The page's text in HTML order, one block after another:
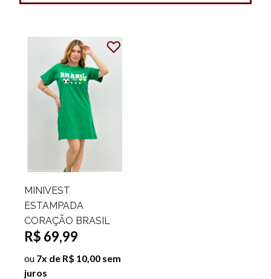
MINIVEST
ESTAMPADA
CORAÇÃO BRASIL
R$ 69,99
ou 7x de R$ 10,00 sem
juros